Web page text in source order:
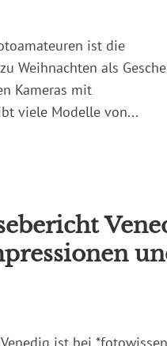
ist die
Weihnachten als
Kameras mit
viele Modelle von...